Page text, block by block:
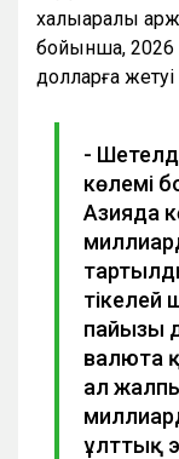
халықаралық
бойынша, 2026
долларға
-
көлемі
Азияда
тікелей
пайызы
валюта
ал
ұлттық